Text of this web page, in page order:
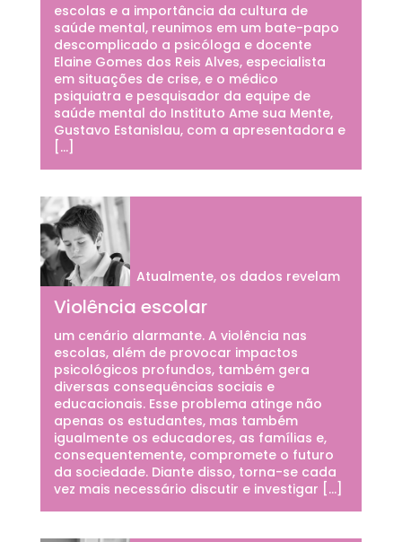
escolas e a importância da cultura de
saúde mental, reunimos em um bate-papo
descomplicado a psicóloga e docente
Elaine Gomes dos Reis Alves, especialista
em situações de crise, e o médico
psiquiatra e pesquisador da equipe de
saúde mental do Instituto Ame sua Mente,
Gustavo Estanislau, com a apresentadora e
[…]
Violência escolar
Atualmente, os dados revelam
um cenário alarmante. A violência nas
escolas, além de provocar impactos
psicológicos profundos, também gera
diversas consequências sociais e
educacionais. Esse problema atinge não
apenas os estudantes, mas também
igualmente os educadores, as famílias e,
consequentemente, compromete o futuro
da sociedade. Diante disso, torna-se cada
vez mais necessário discutir e investigar […]